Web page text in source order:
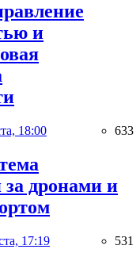
и
18:00 633
за дронами и
17:19 531